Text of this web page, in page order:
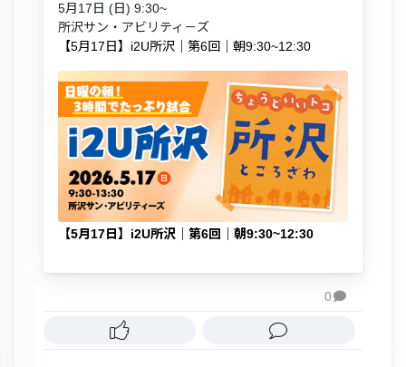
5月17日 (日) 9:30~
所沢サン・アビリティ－ズ
【5月17日】i2U所沢｜第6回｜朝9:30~12:30
【5月17日】i2U所沢｜第6回｜朝9:30~12:30
0